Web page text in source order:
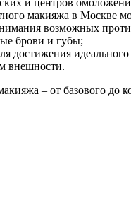
макияжа в Москве
возможных
брови и губы;
идеального
внешности.
– от базового до